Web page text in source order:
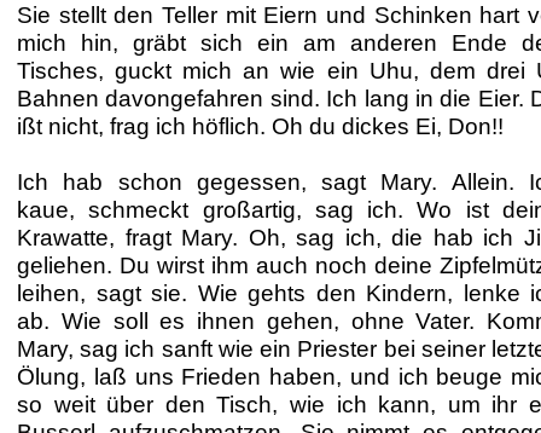
Sie stellt den Teller mit Eiern und Schinken hart
mich hin, gräbt sich ein am anderen Ende
Tisches, guckt mich an wie ein Uhu, dem drei
Bahnen davongefahren sind. Ich lang in die Eier.
ißt nicht, frag ich höflich. Oh du dickes Ei, Don!!
Ich hab schon gegessen, sagt Mary. Allein.
kaue, schmeckt großartig, sag ich. Wo ist
Krawatte, fragt Mary. Oh, sag ich, die hab ich
geliehen. Du wirst ihm auch noch deine
leihen, sagt sie. Wie gehts den Kindern, lenke
ab. Wie soll es ihnen gehen, ohne Vater.
Mary, sag ich sanft wie ein Priester bei seiner
Ölung, laß uns Frieden haben, und ich beuge
so weit über den Tisch, wie ich kann, um ihr